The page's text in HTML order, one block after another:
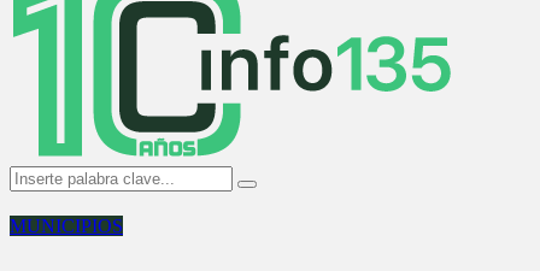
Search
for:
Search
MUNICIPIOS